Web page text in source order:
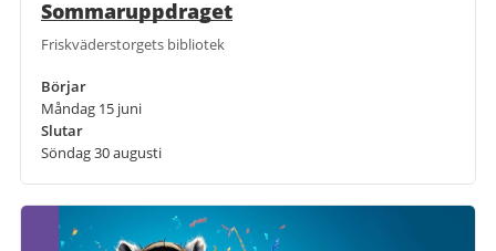
Sommaruppdraget
Friskväderstorgets bibliotek
Börjar
Måndag 15 juni
Slutar
Söndag 30 augusti